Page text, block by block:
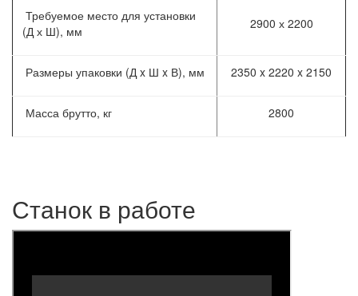
Требуемое место для установки
(Д х Ш), мм
2900 х 2200
Размеры упаковки (Д x Ш x В), мм 2350 x 2220 x 2150
Масса брутто, кг 2800
Станок в работе